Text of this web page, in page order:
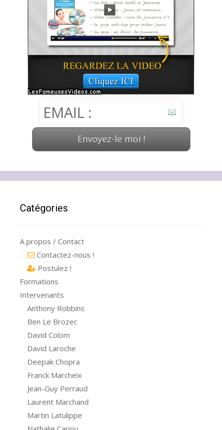
Catégories
A propos / Contact
Contactez-nous !
Postulez !
Formations
Intervenants
Anthony Robbins
Ben Le Brozec
David Colom
David Laroche
Deepak Chopra
Franck Marcheix
Jean-Guy Perraud
Laurent Marchand
Martin Latulippe